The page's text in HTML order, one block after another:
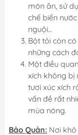
món ăn, sử
chế biến
nguội...
Bột tỏi còn
những cách
Một điều
xích không bị
tươi xúc xích
vấn đề rất
mùa nóng.
Bảo Quản: Nơi